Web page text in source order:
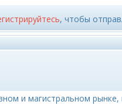
, чтобы
и магистральном